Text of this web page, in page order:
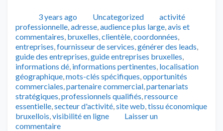
Publié3 years ago Catégories
Uncategorized Tags
activité
professionnelle,adresse,audience plus large,avis et
commentaires, bruxelles,clientèle,coordonnées,
entreprises,fournisseur de services,générer des leads,
guide des entreprises,guide entreprises bruxelles,
informations dé, informations pertinentes, localisation
géographique,mots-clés spécifiques,opportunités
commerciales,partenaire commercial,partenariats
stratégiques,professionnels qualifiés,ressource
essentielle,secteur d'activité,site web,tissu économique
bruxellois,visibilité en ligne
Laisser un
commentaire